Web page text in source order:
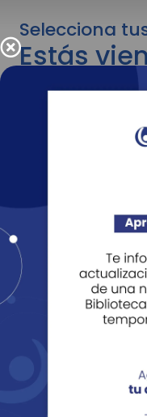
Selecciona
Estás
Para cambiar al
adelante
Entendido